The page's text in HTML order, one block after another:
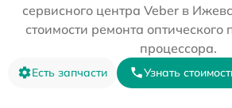
сервисного центра Veber в
стоимости ремонта
процессора.
Есть запчасти Узнать